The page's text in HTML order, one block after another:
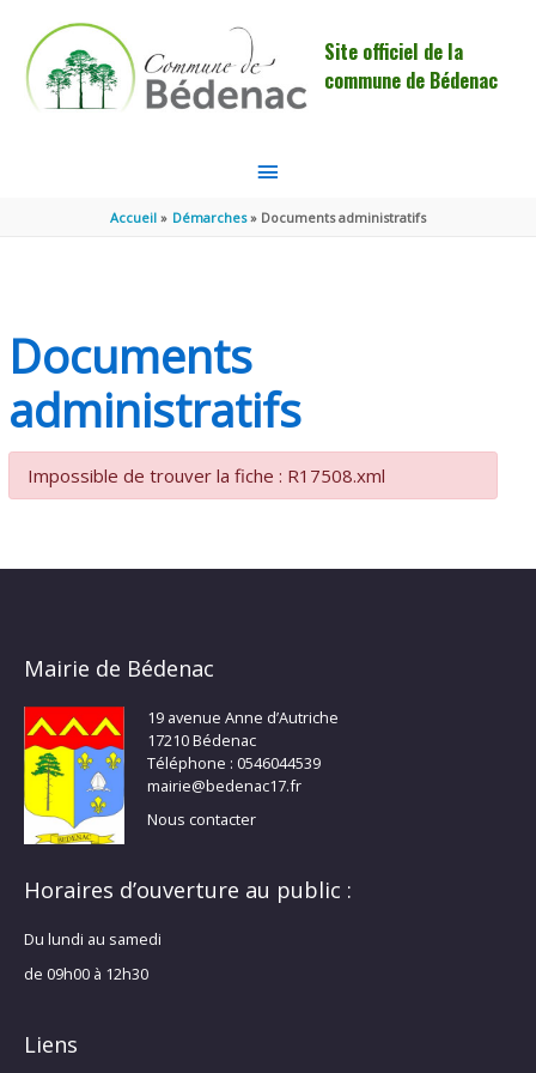
Site officiel de la
commune de Bédenac
MENU
PRINCIPAL
Accueil Démarches Documents administratifs
Documents
administratifs
Impossible de trouver la fiche : R17508.xml
Mairie de Bédenac
19 avenue Anne d’Autriche
17210 Bédenac
Téléphone : 0546044539
mairie@bedenac17.fr
Nous contacter
Horaires d’ouverture au public :
Du lundi au samedi
de 09h00 à 12h30
Liens